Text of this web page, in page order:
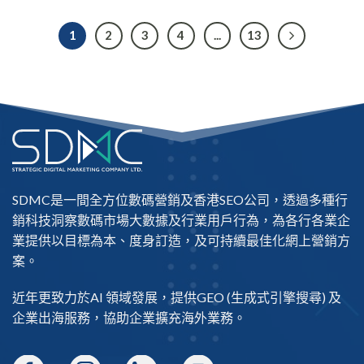
1 2 3 4 ... 13
SDMC是一間全方位數碼營銷及香港SEO公司 ，透過多種行
銷科技洞察數碼市場大數據及行業用戶行為，為各行各業企
業提供以目標為本、度身訂造，及可持續最佳化網上營銷方
案。
近年更致力於AI 領域發展，提供GEO(生成式引擎搜尋) 及
企業出海服務，協助企業擴充海外業務。